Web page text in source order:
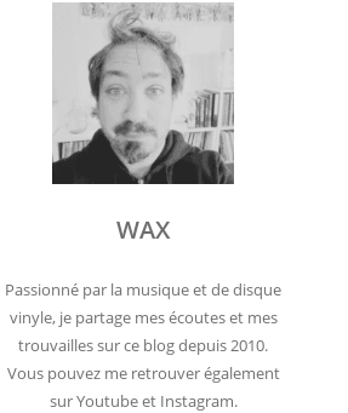
WAX
Passionné par la musique et de disque
vinyle, je partage mes écoutes et mes
trouvailles sur ce blog depuis 2010.
Vous pouvez me retrouver également
sur Youtube et Instagram.